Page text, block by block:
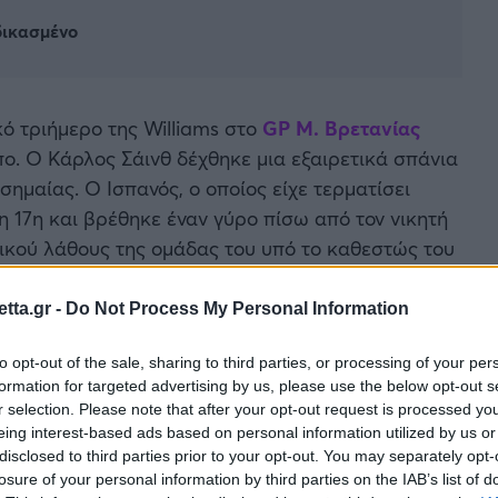
- Do Not Process My Personal Information
opt-out of the sale, sharing to third parties, or processing of your
for targeted advertising by us, please use the below opt-out
selection. Please note that after your opt-out request is processed
interest-based ads based on personal information utilized by us
to third parties prior to your opt-out. You may separately
of your personal information by third parties on the IAB’s list of
τριήμερο της Williams στο GP Μ. Βρετανίας
Ο Κάρλος Σάινθ δέχθηκε μια εξαιρετικά σπάνια
Ο Ισπανός, ο οποίος είχε τερματίσει
και βρέθηκε έναν γύρο πίσω από τον νικητή
λάθους της ομάδας του υπό το καθεστώς του
εγκατάλειψη του Μαξ Φερστάπεν, πάγωσε τον
γύρο, η διεύθυνση αγώνα έδωσε το
να προσπεράσουν το Αυτοκίνητο Ασφαλείας
ήταν ένας από τους οδηγούς που το έπραξαν,
δεν συμπεριλαμβανόταν στη σχετική λίστα